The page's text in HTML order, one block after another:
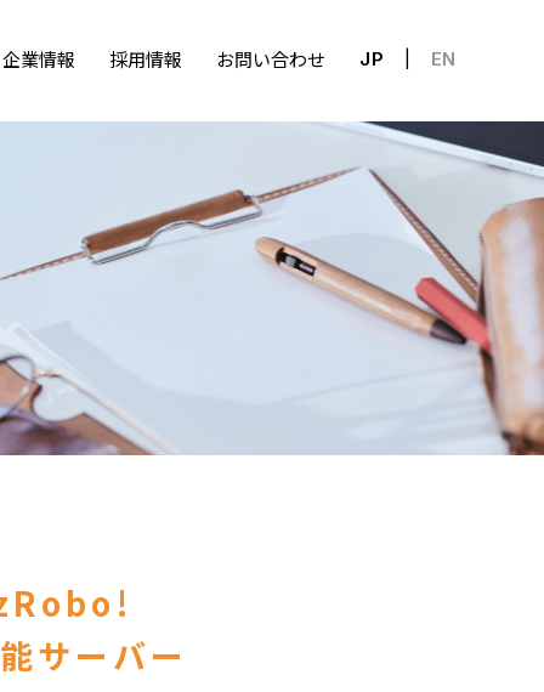
企業情報 採用情報 お問い合わせ EN
JP
サーバー